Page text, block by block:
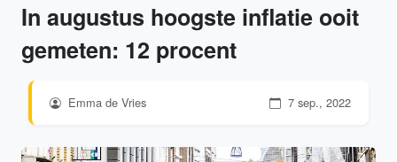
In augustus hoogste inflatie ooit
gemeten: 12 procent
Emma de Vries 7 sep., 2022